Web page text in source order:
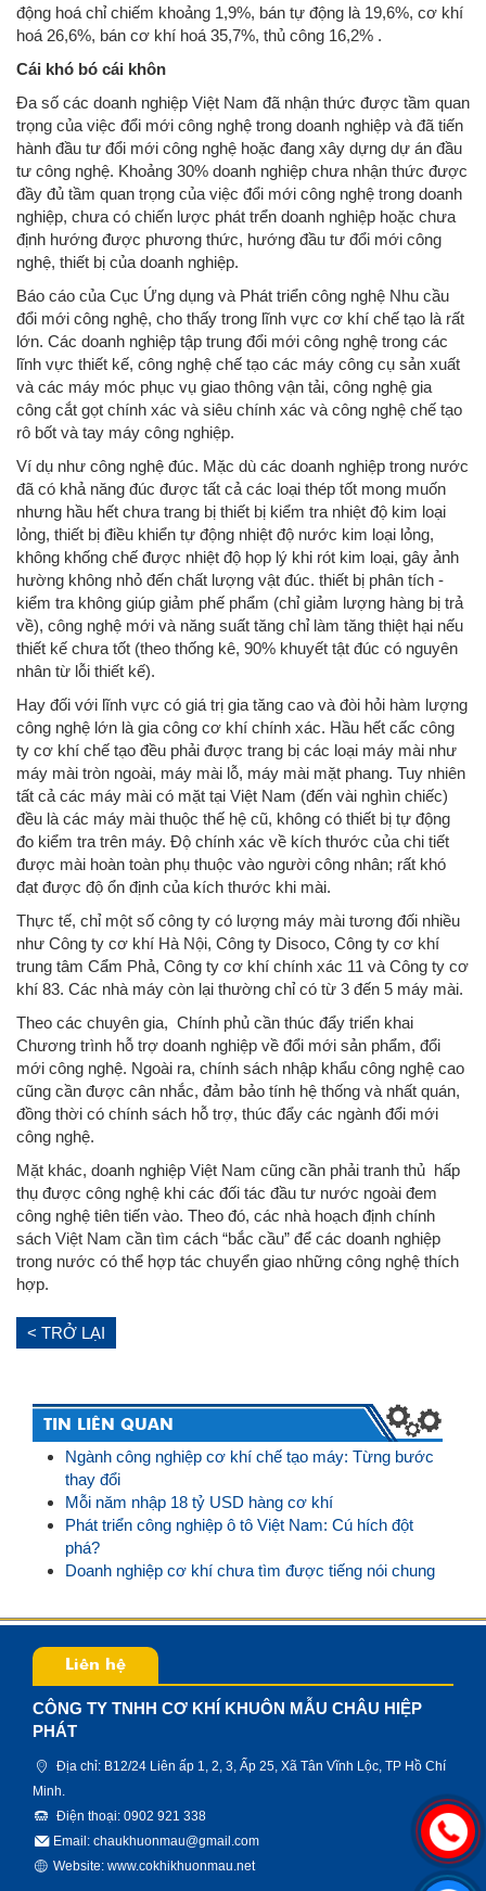
động hoá chỉ chiếm khoảng 1,9%, bán tự động là 19,6%, cơ khí
hoá 26,6%, bán cơ khí hoá 35,7%, thủ công 16,2% .
Cái khó bó cái khôn
Đa số các doanh nghiệp Việt Nam đã nhận thức được tầm quan
trọng của việc đổi mới công nghệ trong doanh nghiệp và đã tiến
hành đầu tư đổi mới công nghệ hoặc đang xây dựng dự án đầu
tư công nghệ. Khoảng 30% doanh nghiệp chưa nhận thức được
đầy đủ tầm quan trọng của việc đổi mới công nghệ trong doanh
nghiệp, chưa có chiến lược phát trển doanh nghiệp hoặc chưa
định hướng được phương thức, hướng đầu tư đổi mới công
nghệ, thiết bị của doanh nghiệp.
Báo cáo của Cục Ứng dụng và Phát triển công nghệ Nhu cầu
đổi mới công nghệ, cho thấy trong lĩnh vực cơ khí chế tạo là rất
lớn. Các doanh nghiệp tập trung đổi mới công nghệ trong các
lĩnh vực thiết kế, công nghệ chế tạo các máy công cụ sản xuất
và các máy móc phục vụ giao thông vận tải, công nghệ gia
công cắt gọt chính xác và siêu chính xác và công nghệ chế tạo
rô bốt và tay máy công nghiệp.
Ví dụ như công nghệ đúc. Mặc dù các doanh nghiệp trong nước
đã có khả năng đúc được tất cả các loại thép tốt mong muốn
nhưng hầu hết chưa trang bị thiết bị kiểm tra nhiệt độ kim loại
lỏng, thiết bị điều khiển tự động nhiệt độ nước kim loại lỏng,
không khống chế được nhiệt độ họp lý khi rót kim loại, gây ảnh
hường không nhỏ đến chất lượng vật đúc. thiết bị phân tích -
kiểm tra không giúp giảm phế phẩm (chỉ giảm lượng hàng bị trả
về), công nghệ mới và năng suất tăng chỉ làm tăng thiệt hại nếu
thiết kế chưa tốt (theo thống kê, 90% khuyết tật đúc có nguyên
nhân từ lỗi thiết kế).
Hay đối với lĩnh vực có giá trị gia tăng cao và đòi hỏi hàm lượng
công nghệ lớn là gia công cơ khí chính xác. Hầu hết cấc công
ty cơ khí chế tạo đều phải được trang bị các loại máy mài như
máy mài tròn ngoài, máy mài lỗ, máy mài mặt phang. Tuy nhiên
tất cả các máy mài có mặt tại Việt Nam (đến vài nghìn chiếc)
đều là các máy mài thuộc thế hệ cũ, không có thiết bị tự động
đo kiểm tra trên máy. Độ chính xác về kích thước của chi tiết
được mài hoàn toàn phụ thuộc vào người công nhân; rất khó
đạt được độ ổn định của kích thước khi mài.
Thực tế, chỉ một số công ty có lượng máy mài tương đối nhiều
như Công ty cơ khí Hà Nội, Công ty Disoco, Công ty cơ khí
trung tâm Cẩm Phả, Công ty cơ khí chính xác 11 và Công ty cơ
khí 83. Các nhà máy còn lại thường chỉ có từ 3 đến 5 máy mài.
Theo các chuyên gia, Chính phủ cần thúc đẩy triển khai
Chương trình hỗ trợ doanh nghiệp về đổi mới sản phẩm, đổi
mới công nghệ. Ngoài ra, chính sách nhập khẩu công nghệ cao
cũng cần được cân nhắc, đảm bảo tính hệ thống và nhất quán,
đồng thời có chính sách hỗ trợ, thúc đẩy các ngành đổi mới
công nghệ.
Mặt khác, doanh nghiệp Việt Nam cũng cần phải tranh thủ hấp
thụ được công nghệ khi các đối tác đầu tư nước ngoài đem
công nghệ tiên tiến vào. Theo đó, các nhà hoạch định chính
sách Việt Nam cần tìm cách “bắc cầu” để các doanh nghiệp
trong nước có thể hợp tác chuyển giao những công nghệ thích
hợp.
< TRỞ LẠI
TIN LIÊN QUAN
Ngành công nghiệp cơ khí chế tạo máy: Từng bước
thay đổi
Mỗi năm nhập 18 tỷ USD hàng cơ khí
Phát triển công nghiệp ô tô Việt Nam: Cú hích đột
phá?
Doanh nghiệp cơ khí chưa tìm được tiếng nói chung
Liên hệ
CÔNG TY TNHH CƠ KHÍ KHUÔN MẪU CHÂU HIỆP
PHÁT
Địa chỉ: B12/24 Liên ấp 1, 2, 3, Ấp 25, Xã Tân Vĩnh Lộc, TP Hồ Chí
Minh.
Điện thoại: 0902 921 338
Email: chaukhuonmau@gmail.com
Website:www.cokhikhuonmau.net